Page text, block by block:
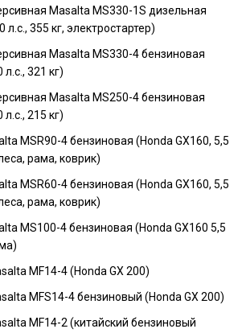
Masalta MS330-1S дизельная
л.с., 355 кг, электростартер)
Masalta MS330-4 бензиновая
л.с., 321 кг)
Masalta MS250-4 бензиновая
л.с., 215 кг)
MSR90-4 бензиновая (Honda GX160, 5,5
рама, коврик)
MSR60-4 бензиновая (Honda GX160, 5,5
рама, коврик)
MS100-4 бензиновая (Honda GX160 5,5
Шовнарезчик Masalta MF14-4 (Honda GX 200)
MFS14-4 бензиновый (Honda GX 200)
MF14-2 (китайский бензиновый